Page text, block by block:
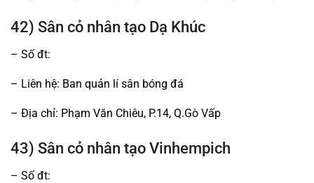
42) Sân cỏ nhân tạo Dạ Khúc
– Số đt:
– Liên hệ: Ban quản lí sân bóng đá
– Địa chỉ: Phạm Văn Chiêu, P.14, Q.Gò Vấp
43) Sân cỏ nhân tạo Vinhempich
– Số đt: